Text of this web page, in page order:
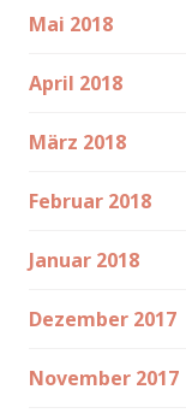
Mai 2018
April 2018
März 2018
Februar 2018
Januar 2018
Dezember 2017
November 2017